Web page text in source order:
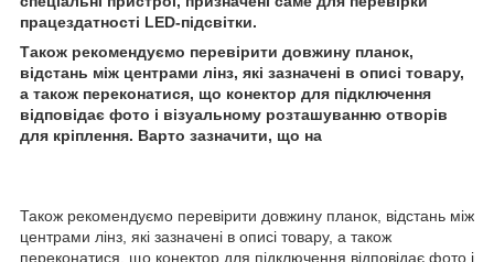
працездатності LED-підсвітки.
Також рекомендуємо перевірити довжину планок,
відстань між центрами лінз, які зазначені в описі товару,
а також переконатися, що конектор для підключення
відповідає фото і візуальному розташуванню отворів
для кріплення. Варто зазначити, що на
Також рекомендуємо перевірити довжину планок, відстань між
центрами лінз, які зазначені в описі товару, а також
переконатися, що конектор для підключення відповідає фото і